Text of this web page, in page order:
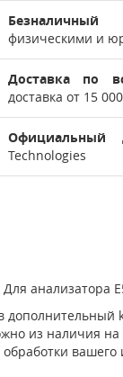
Безналичный
физическими и
Доставка по
доставка от 15
Официальный
Technologies
анализатора
из наличия на
вашего